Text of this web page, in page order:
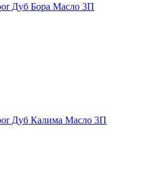
Дуб Бора Масло 3П
Дуб Калима Масло 3П